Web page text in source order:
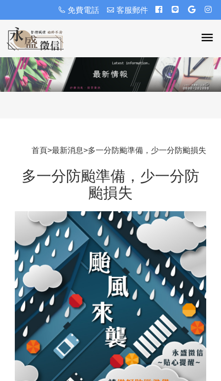
免費電話 客服郵件
首頁>最新消息>多一分防颱準備，少一分防颱損失
多一分防颱準備，少一分防
颱損失